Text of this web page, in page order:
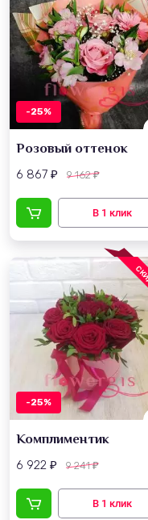
-25%
Розовый оттенок
6 867 ₽ 9 162₽
-25%
Комплиментик
6 922 ₽ 9 241₽